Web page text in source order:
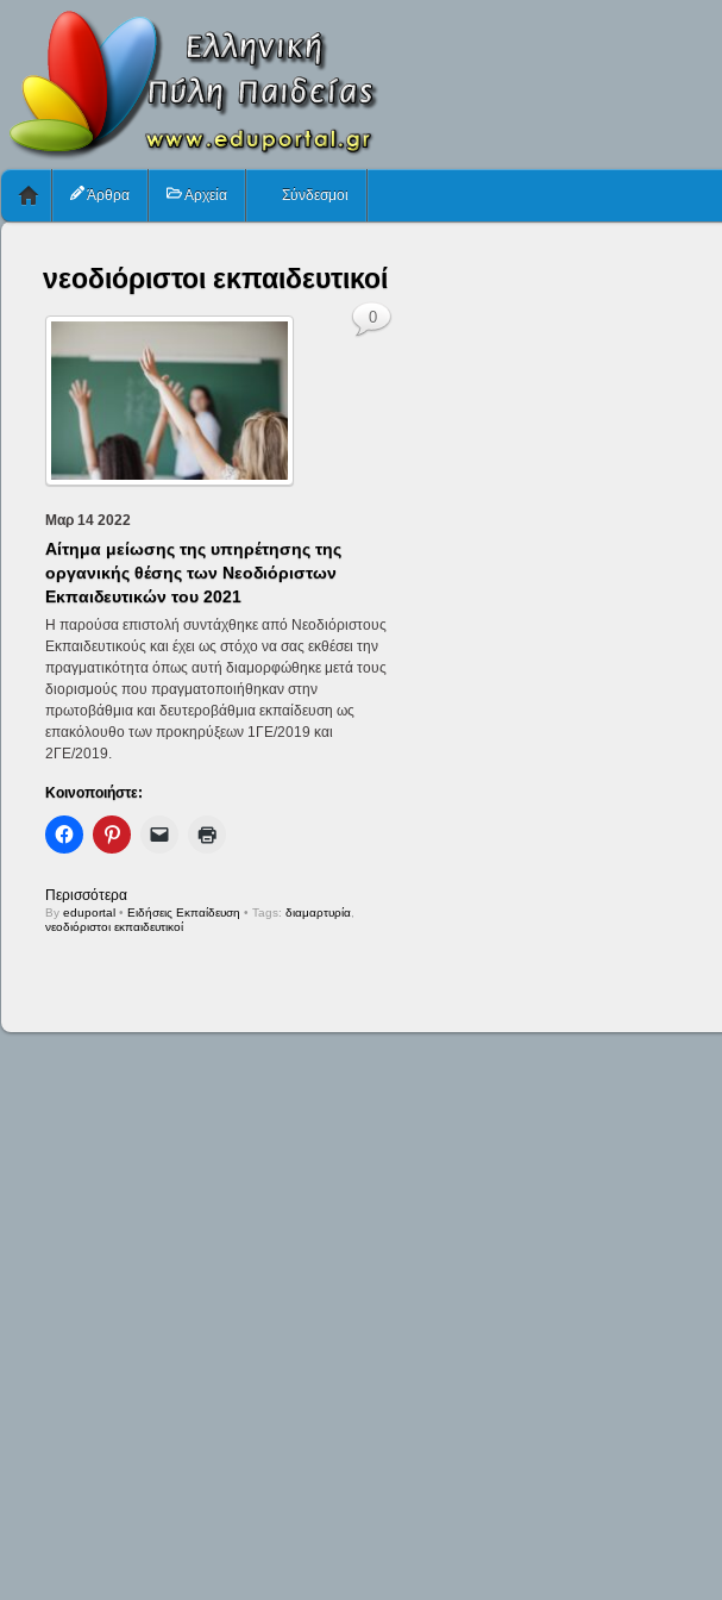
Άρθρα Αρχεία Σύνδεσμοι
νεοδιόριστοι εκπαιδευτικοί
Μαρ 14 2022
Αίτημα μείωσης της υπηρέτησης της
οργανικής θέσης των Νεοδιόριστων
Εκπαιδευτικών του 2021
Η παρούσα επιστολή συντάχθηκε από Νεοδιόριστους
Εκπαιδευτικούς και έχει ως στόχο να σας εκθέσει την
πραγματικότητα όπως αυτή διαμορφώθηκε μετά τους
διορισμούς που πραγματοποιήθηκαν στην
πρωτοβάθμια και δευτεροβάθμια εκπαίδευση ως
επακόλουθο των προκηρύξεων 1ΓΕ/2019 και
2ΓΕ/2019.
Κοινοποιήστε:
Περισσότερα
By eduportal • Ειδήσεις Εκπαίδευση
0
• Tags: διαμαρτυρία
νεοδιόριστοι εκπαιδευτικοί